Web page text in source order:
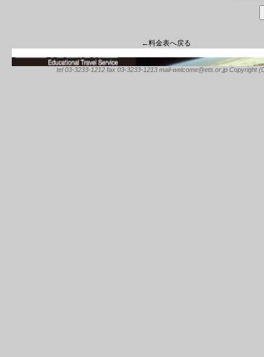
←料金表へ戻る
tel 03-3233-1212 fax 03-3233-1213 mail-welcome@ets.or.jp Copyright